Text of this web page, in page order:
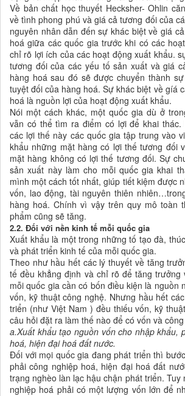
Về bản chất học thuyết Hecksher- Ohlin
về tình phong phú và giá cả tương đối của
nguyên nhân dẫn đến sự khác biệt về giá
hoá giữa các quốc gia trước khi có các
chỉ rõ lợi ích của các hoạt động xuất khẩu.
tương đối của các yếu tố sản xuất và giá
hàng hoá sau đó sẽ được chuyển thành
tuyệt đối của hàng hoá. Sự khác biệt về gíá
hoá là nguồn lợi của hoạt động xuất khẩu.
Nói một cách khác, một quốc gia dù ở
vẫn có thể tìm ra điểm có lợi để khai thác.
các lợi thế này các quốc gia tập trung vào
khẩu những mặt hàng có lợi thế tương đối
mặt hàng không có lợi thế tương đối. Sự
sản xuất này làm cho mỗi quốc gia khai
mình một cách tốt nhất, giúp tiết kiệm được
vốn, lao động, tài nguyên thiên
hàng hoá. Chính vì vậy trên quy mô toàn
phẩm cũng sẽ tăng.
2.2. Đối với nền kinh tế mỗi quốc gia
Xuất khẩu là một trong những tố tạo đà,
và phát triển kinh tế của mỗi quốc gia.
Theo như hầu hết các lý thuyết về tăng
tế đều khẳng định và chỉ rõ để tăng trưởng
mỗi quốc gia cần có bốn điều kiện là nguồn
vốn, kỹ thuật công nghệ. Nhưng hầu hết
triển (như Việt Nam ) đều thiếu vốn, kỹ
câu hỏi đặt ra làm thế nào để có vốn và
a.Xuất khẩu tạo nguồn vốn cho nhập khẩu,
hoá, hiện đại hoá đất nước.
Đối với mọi quốc gia đang phát triển thì
phải công nghiệp hoá, hiện đại hoá đất
trạng nghèo làn lạc hậu chận phát triển. Tuy
nghiệp hoá phải có một lượng vốn lớn để